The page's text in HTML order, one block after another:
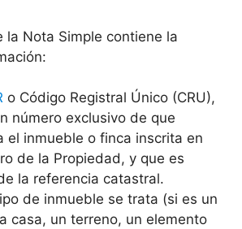
la Nota Simple contiene la
o Código Registral Único (CRU),
número exclusivo de que
el inmueble o finca inscrita en
de la Propiedad, y que es
la referencia catastral.
de inmueble se trata (si es un
casa, un terreno, un elemento